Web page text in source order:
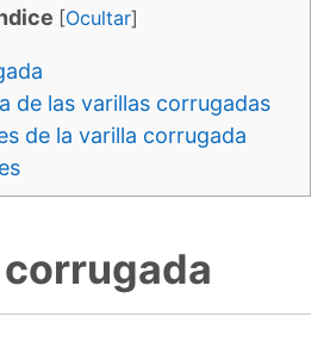
[Ocultar]
de las varillas corrugadas
de la varilla corrugada